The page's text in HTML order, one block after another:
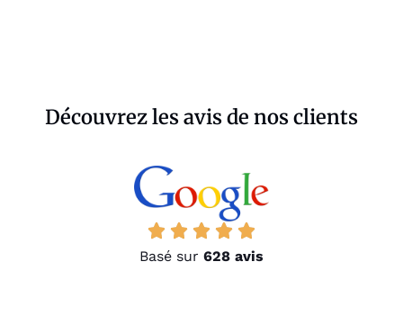
Découvrez les avis de nos clients
Basé sur 628 avis